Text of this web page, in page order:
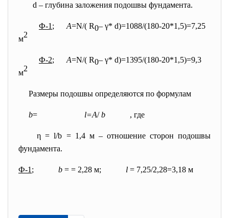
d – глубина заложения подошвы фундамента.
Ф-1 ; А=N/( R0– γ* d)=1088/(180-20*1,5)=7,25
м2
Ф-2; А=N/( R0– γ* d)=1395/(180-20*1,5)=9,3
м2
Размеры подошвы определяются по формулам
b= l=А/b , где
η = l/b = 1,4 м – отношение сторон подошвы
фундамента.
Ф-1 ; b = = 2,28 м; l = 7,25/2,28=3,18 м